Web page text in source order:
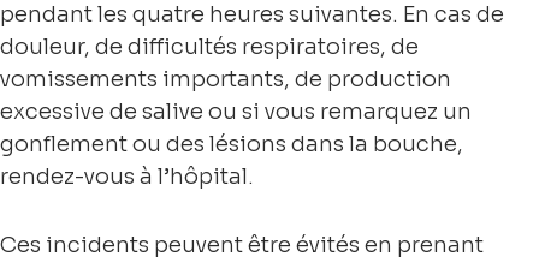
pendant les quatre heures suivantes. En cas de
douleur, de difficultés respiratoires, de
vomissements importants, de production
excessive de salive ou si vous remarquez un
gonflement ou des lésions dans la bouche,
rendez-vous à l’hôpital.
Ces incidents peuvent être évités en prenant